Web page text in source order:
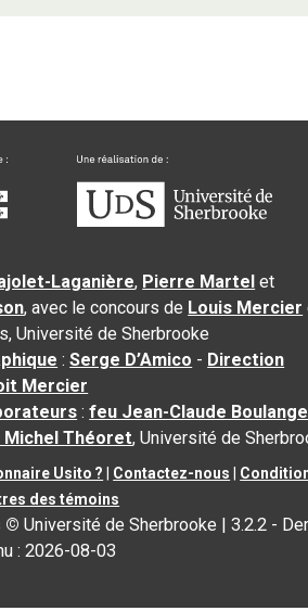
Laganière, Pierre Martel et
, avec le concours de Louis Mercier
Université de Sherbrooke
:Serge D’Amico - Direction
Mercier
:feu Jean-Claude
Michel Théoret, Université de
Usito ? Contactez-nous
des témoins
© Université de Sherbrooke |3.2.2 -
:2026-08-03